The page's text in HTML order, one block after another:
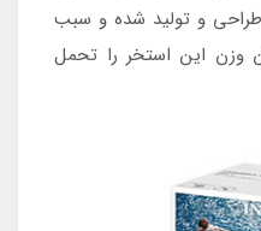
و تولید شده و سبب
وزن این استخر را تحمل